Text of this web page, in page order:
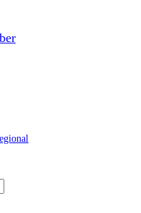
dan Regional